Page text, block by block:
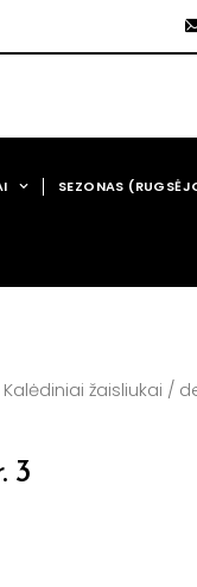
SEZONAS
Kalėdiniai žaisliukai /
3